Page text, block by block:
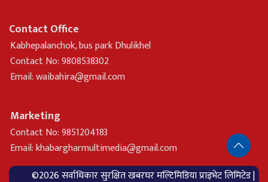
Contact Office
Kabhepalanchok, bus park Dhulikhel
Contact No: 9808538302
Email:waibahira@gmail.com
Marketing
Contact No: 9851204183
Email:khabargharmultimedia@gmail.com
©2026 सर्वाधिकार सुरक्षित खबरघर मल्टिमिडिया प्राइभेट लिमिटेड |